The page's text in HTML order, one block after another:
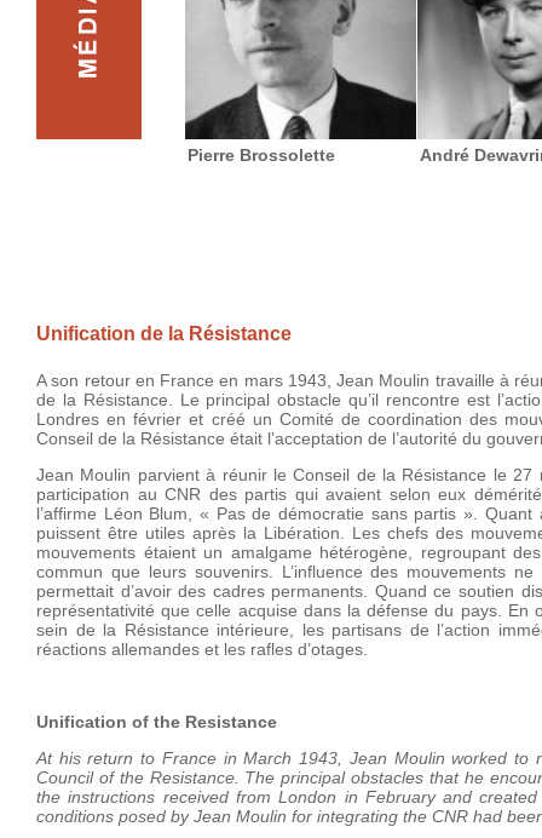
Pierre Brossolette André
Unification de la Résistance
A son retour en France en mars 1943, Jean Moulin travaille à
de la Résistance. Le principal obstacle qu’il rencontre est
Londres en février et créé un Comité de coordination des
Conseil de la Résistance était l’acceptation de l’autorité du
Jean Moulin parvient à réunir le Conseil de la Résistance le
participation au CNR des partis qui avaient selon eux
l’affirme Léon Blum, « Pas de démocratie sans partis ».
puissent être utiles après la Libération. Les chefs des
mouvements étaient un amalgame hétérogène, regroupant
commun que leurs souvenirs. L’influence des mouvements
permettait d’avoir des cadres permanents. Quand ce soutien
représentativité que celle acquise dans la défense du pays.
sein de la Résistance intérieure, les partisans de l’action
réactions allemandes et les rafles d’otages.
Unification of the Resistance
At his return to France in March 1943, Jean Moulin worked to
Council of the Resistance. The principal obstacles that he
the instructions received from London in February and
conditions posed by Jean Moulin for integrating the CNR had